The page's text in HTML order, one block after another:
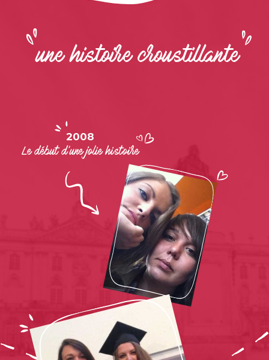
une histoire croustillante
2008
Le début d’une jolie histoire